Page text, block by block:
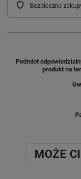
Bezpieczne
Podmiot
produkt na
MOŻE